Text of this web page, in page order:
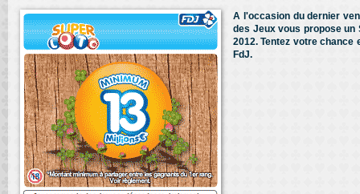
A l'occasion du dernier
des Jeux vous propose un
2012. Tentez votre chance
FdJ.